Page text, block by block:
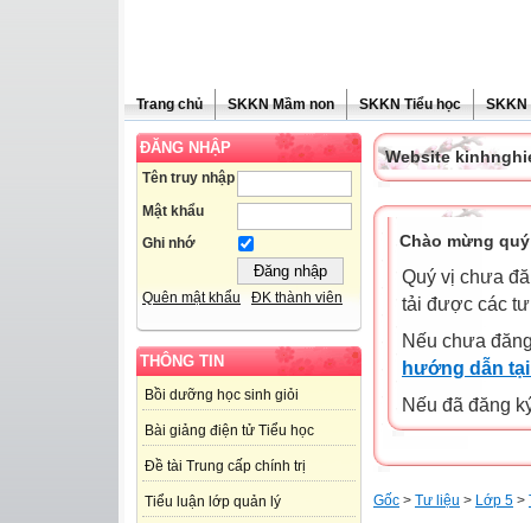
Trang chủ SKKN Mầm non SKKN Tiểu học SKKN
ĐĂNG NHẬP
Tên truy nhập
Mật khẩu
Ghi nhớ
Quên mật khẩu ĐK thành viên
THÔNG TIN
Bồi dưỡng học sinh giỏi
Bài giảng điện tử Tiểu học
Đề tài Trung cấp chính trị
Tiểu luận lớp quản lý
Website
Chào mừng
Quý vị chưa
tải được các
Nếu chưa
hướng dẫn
Nếu đã đăng
Gốc > Tư liệu > Lớp 5 >